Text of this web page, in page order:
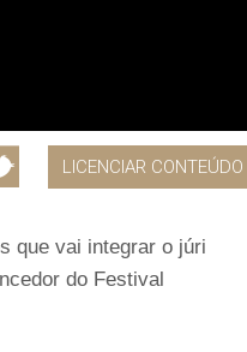
LICENCIAR CONTEÚDO
que vai integrar o júri
do Festival